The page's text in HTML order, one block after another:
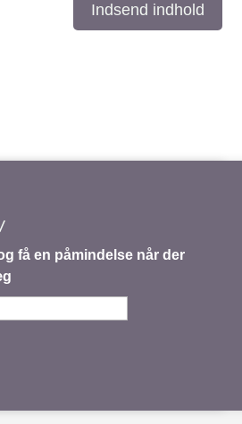
Indsend indhold
få en påmindelse når der